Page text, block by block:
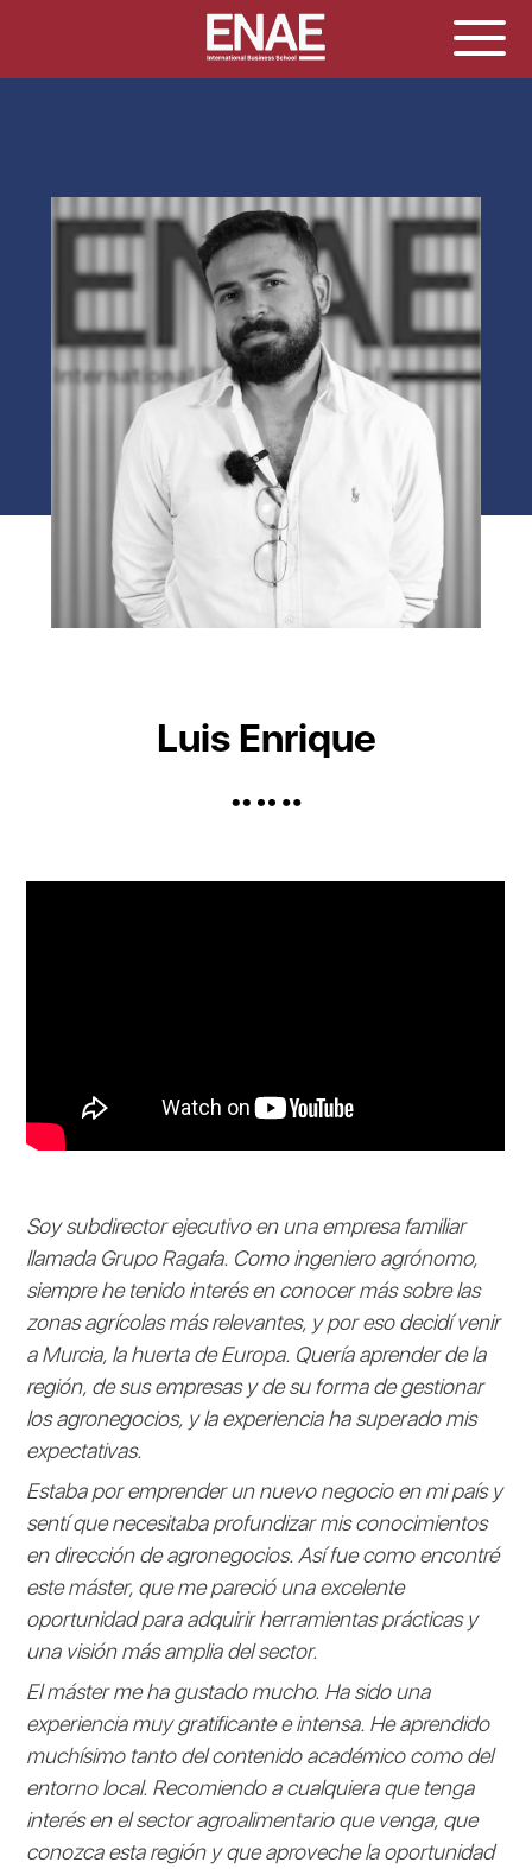
Luis Enrique
Soy subdirector ejecutivo en una empresa familiar
llamada Grupo Ragafa. Como ingeniero agrónomo,
siempre he tenido interés en conocer más sobre las
zonas agrícolas más relevantes, y por eso decidí venir
a Murcia, la huerta de Europa. Quería aprender de la
región, de sus empresas y de su forma de gestionar
los agronegocios, y la experiencia ha superado mis
expectativas.
Estaba por emprender un nuevo negocio en mi país y
sentí que necesitaba profundizar mis conocimientos
en dirección de agronegocios. Así fue como encontré
este máster, que me pareció una excelente
oportunidad para adquirir herramientas prácticas y
una visión más amplia del sector.
El máster me ha gustado mucho. Ha sido una
experiencia muy gratificante e intensa. He aprendido
muchísimo tanto del contenido académico como del
entorno local. Recomiendo a cualquiera que tenga
interés en el sector agroalimentario que venga, que
conozca esta región y que aproveche la oportunidad